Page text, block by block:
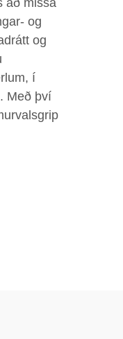
að missa
og
og
í
Með því